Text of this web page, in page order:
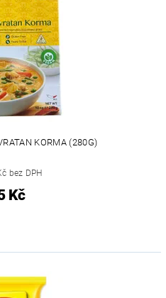
KORMA (280G)
bez DPH
Kč